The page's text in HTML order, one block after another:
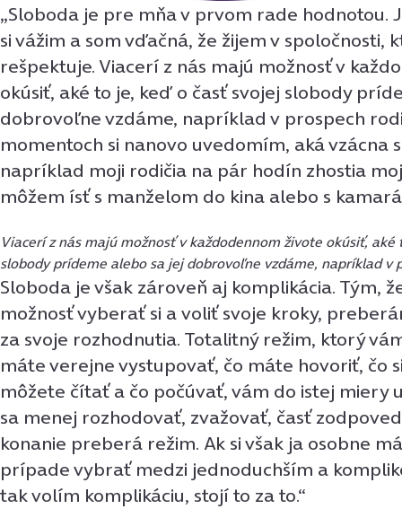
„Sloboda je pre mňa v prvom rade hodnotou.
si vážim a som vďačná, že žijem v spoločnosti,
rešpektuje. Viacerí z nás majú možnosť v
okúsiť, aké to je, keď o časť svojej slobody
dobrovoľne vzdáme, napríklad v prospech
momentoch si nanovo uvedomím, aká vzácna
napríklad moji rodičia na pár hodín zhostia
môžem ísť s manželom do kina alebo s
Viacerí z nás majú možnosť v každodennom živote okúsiť,
slobody prídeme alebo sa jej dobrovoľne vzdáme, napríklad v
Sloboda je však zároveň aj komplikácia. Tým,
možnosť vyberať si a voliť svoje kroky,
za svoje rozhodnutia. Totalitný režim, ktorý
máte verejne vystupovať, čo máte hovoriť, čo
môžete čítať a čo počúvať, vám do istej miery
sa menej rozhodovať, zvažovať, časť
konanie preberá režim. Ak si však ja osobne
prípade vybrať medzi jednoduchším a
tak volím komplikáciu, stojí to za to.“